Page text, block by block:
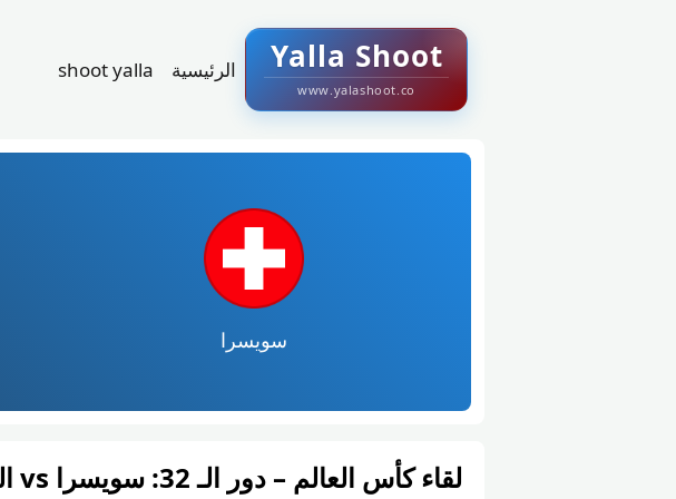
Yalla Shoot
www.yalashoot.co
الرئيسية shoot yalla
سويسرا
لقاء كأس العالم – دور الـ 32: سويسرا vs الجزائر – يلا شوت 2026-07-03